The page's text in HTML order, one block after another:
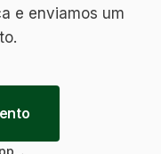
e enviamos um